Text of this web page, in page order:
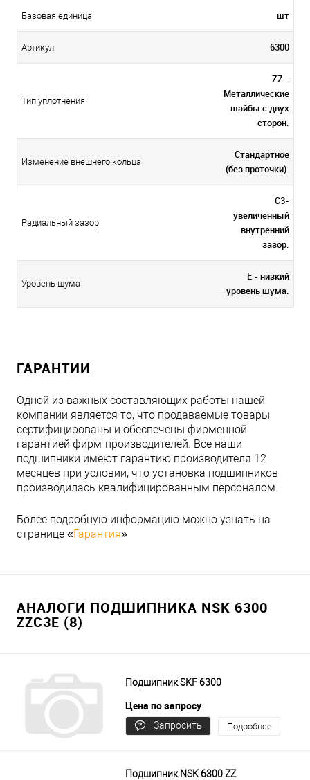
Базовая единица шт
Артикул 6300
Тип уплотнения
ZZ -
Металлические
шайбы с двух
сторон.
Изменение внешнего кольца
Стандартное
(без проточки).
Радиальный зазор
C3-
увеличенный
внутренний
зазор.
Уровень шума
E - низкий
уровень шума.
ГАРАНТИИ
Одной из важных составляющих работы нашей
компании является то, что продаваемые товары
сертифицированы и обеспечены фирменной
гарантией фирм-производителей. Все наши
подшипники имеют гарантию производителя 12
месяцев при условии, что установка подшипников
производилась квалифицированным персоналом.
Более подробную информацию можно узнать на
странице «Гарантия»
АНАЛОГИ ПОДШИПНИКА NSK 6300
ZZC3E (8)
Подшипник SKF 6300
Цена по запросу
Запросить
Подробнее
Подшипник NSK 6300 ZZ